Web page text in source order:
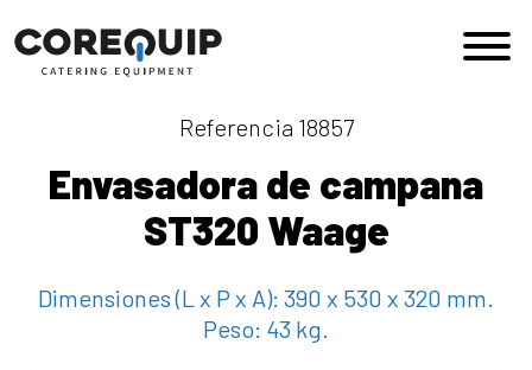
Navegación principal
Referencia 18857
Envasadora de campana
ST320 Waage
Dimensiones (L x P x A): 390 x 530 x 320 mm.
Peso: 43 kg.